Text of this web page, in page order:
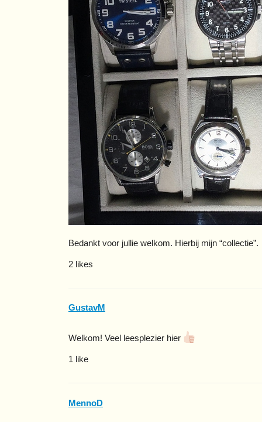
Bedankt voor jullie welkom. Hierbij mijn “collectie”.
2 likes
GustavM
Welkom! Veel leesplezier hier
1 like
MennoD